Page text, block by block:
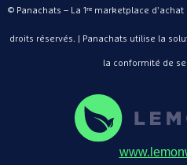
© Panachats – La 1ʳᵉ marketplace
droits réservés. | Panachats utilise la
la conformité de